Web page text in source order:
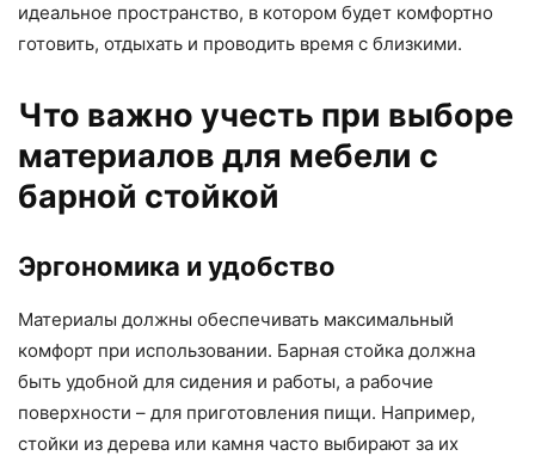
идеальное пространство, в котором будет комфортно
готовить, отдыхать и проводить время с близкими.
Что важно учесть при выборе
материалов для мебели с
барной стойкой
Эргономика и удобство
Материалы должны обеспечивать максимальный
комфорт при использовании. Барная стойка должна
быть удобной для сидения и работы, а рабочие
поверхности – для приготовления пищи. Например,
стойки из дерева или камня часто выбирают за их